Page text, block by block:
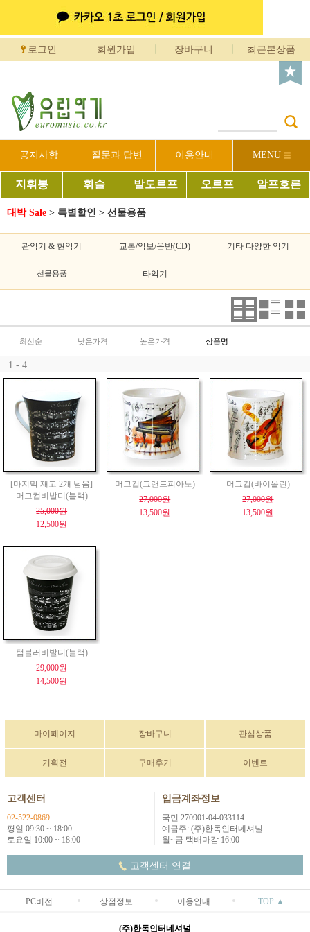
로그인 회원가입 장바구니 최근본상품
공지사항 질문과 답변 이용안내 MENU
지휘봉 휘슬 발도르프 오르프 알프호른
대박 Sale > 특별할인 > 선물용품
관악기 & 현악기 교본/악보/음반(CD) 기타 다양한 악기
선물용품 타악기
최신순 낮은가격 높은가격 상품명
1 - 4
[마지막 재고 2개 남음]
머그컵비발디(블랙)
25,000원
12,500원
머그컵(그랜드피아노)
27,000원
13,500원
머그컵(바이올린)
27,000원
13,500원
텀블러비발디(블랙)
29,000원
14,500원
마이페이지 장바구니 관심상품
기획전 구매후기 이벤트
고객센터
02-522-0869
평일 09:30 ~ 18:00
토요일 10:00 ~ 18:00
입금계좌정보
국민 270901-04-033114
예금주: (주)한독인터네셔널
월~금 택배마감 16:00
고객센터 연결
PC버전 상점정보 이용안내 TOP ▲
(주)한독인터네셔널